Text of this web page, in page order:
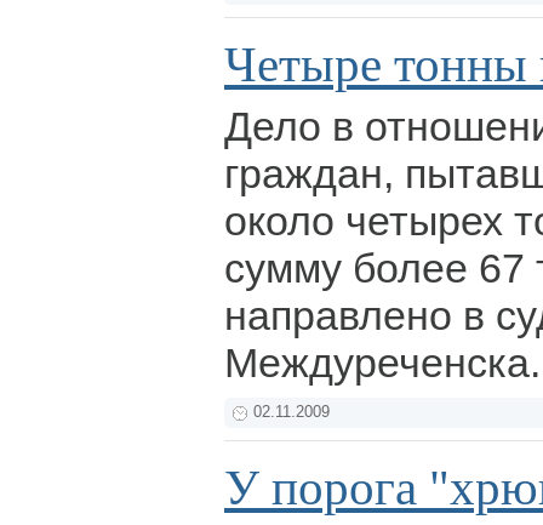
Четыре тонны
Дело в
граждан,
около четырех
сумму более 67
направлено в
02.11.2009
У порога